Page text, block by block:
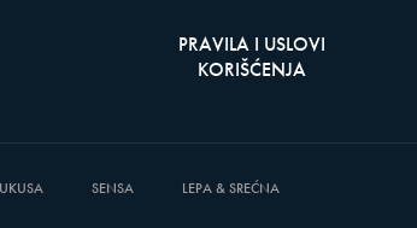
PRAVILA I USLOVI
KORIŠĆENJA
SENSA LEPA & SREĆNA